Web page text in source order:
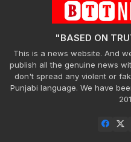
"BASED ON
This is a news website. And
publish all the genuine news
don't spread any violent or
Punjabi language. We have